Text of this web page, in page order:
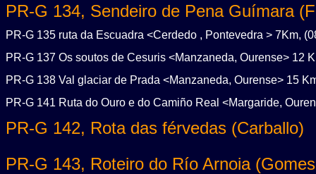
PR-G 134, Sendeiro de Pena Guímara
PR-G 135 ruta da Escuadra <Cerdedo , Pontevedra > 7Km,
PR-G 137 Os soutos de Cesuris <Manzaneda, Ourense> 12
PR-G 138 Val glaciar de Prada <Manzaneda, Ourense> 15
PR-G 141 Ruta do Ouro e do Camiño Real <Margaride,
PR-G 142, Rota das férvedas (Carballo)
PR-G 143, Roteiro do Río Arnoia